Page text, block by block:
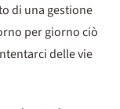
di una gestione
per giorno ciò
delle vie